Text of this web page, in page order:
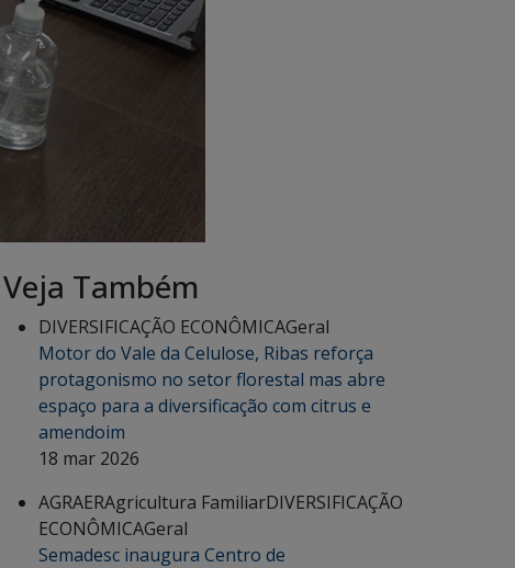
Veja Também
DIVERSIFICAÇÃO ECONÔMICAGeral
Motor do Vale da Celulose, Ribas reforça
protagonismo no setor florestal mas abre
espaço para a diversificação com citrus e
amendoim
18 mar 2026
AGRAERAgricultura FamiliarDIVERSIFICAÇÃO
ECONÔMICAGeral
Semadesc inaugura Centro de